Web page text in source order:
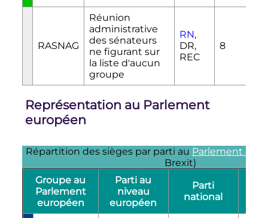
RASNAG
Réunion
administrative
des sénateurs
ne figurant sur
la liste d'aucun
groupe
RN,
DR,
REC
8
Représentation au Parlement
européen
Répartition des sièges par parti au Parlement
Brexit)
Groupe au
Parlement
européen
Parti au
niveau
européen
Parti
national